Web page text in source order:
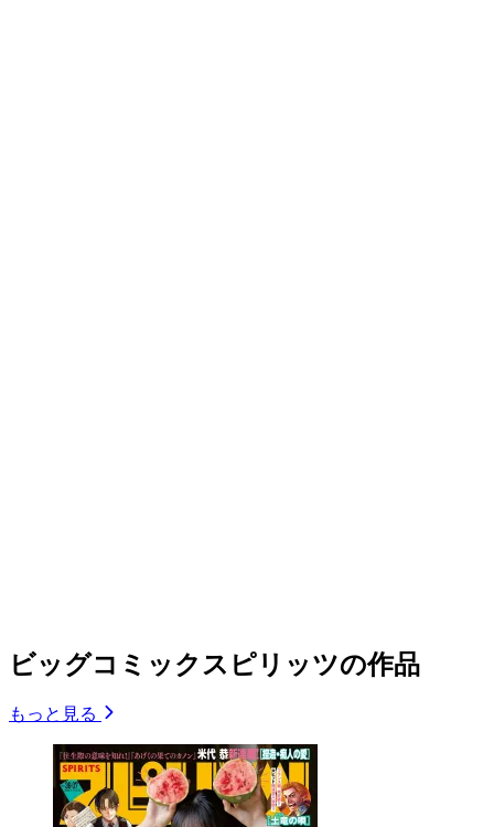
ビッグコミックスピリッツの作品
もっと見る